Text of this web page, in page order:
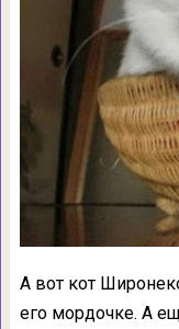
А вот кот
его мордочке. А